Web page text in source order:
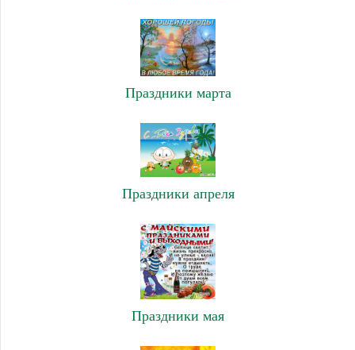
Праздники марта
Праздники апреля
Праздники мая